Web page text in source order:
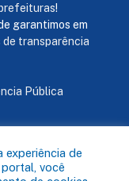
!
garantimos em
de transparência
Pública
de Capanema
experiência de
você